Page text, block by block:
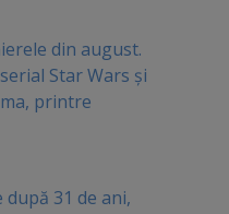
din august.
Star Wars și
printre
după 31 de ani,